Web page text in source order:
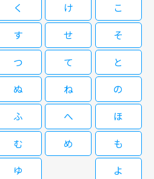
閉じる
く け
こ
す せ
そ
つ て
と
ぬ ね
の
ふ へ
ほ
む め
も
ゆ
よ